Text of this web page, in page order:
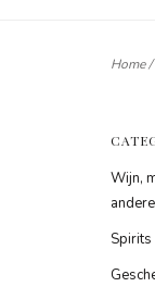
Home/
Wijn,
andere